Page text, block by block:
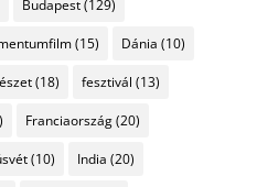
Budapest(129)
(15) Dánia (10)
(18) fesztivál (13)
Franciaország(20)
(10) India (20)